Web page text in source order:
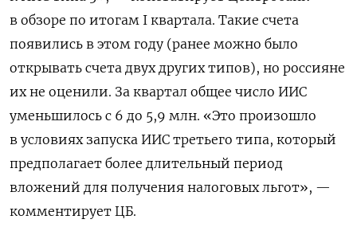
в обзоре по итогам I квартала. Такие счета
появились в этом году (ранее можно было
открывать счета двух других типов), но россияне
их не оценили. За квартал общее число ИИС
уменьшилось с 6 до 5,9 млн. «Это произошло
в условиях запуска ИИС третьего типа, который
предполагает более длительный период
вложений для получения налоговых льгот», —
комментирует ЦБ.